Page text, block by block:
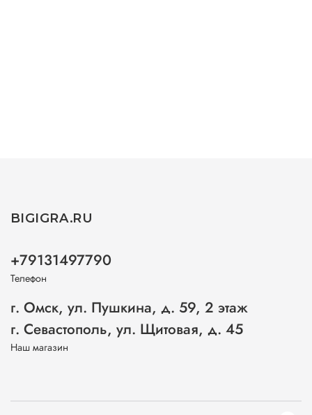
BIGIGRA.RU
+79131497790
Телефон
г. Омск, ул. Пушкина, д. 59, 2 этаж
г. Севастополь, ул. Щитовая, д. 45
Наш магазин